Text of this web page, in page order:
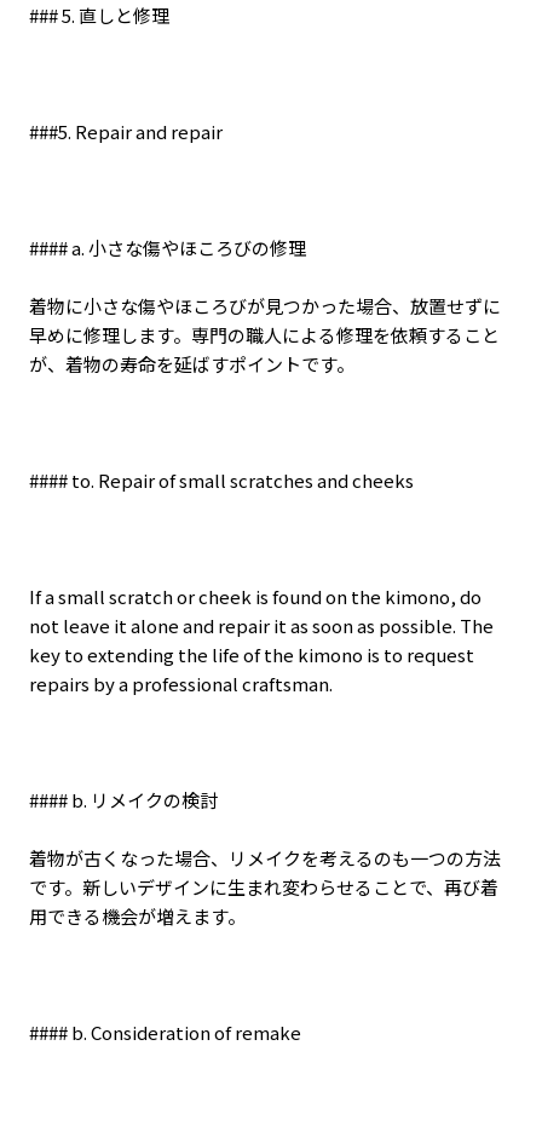
### 5. 直しと修理
###5. Repair and repair
#### a.小さな傷やほころびの修理
着物に小さな傷やほころびが見つかった場合、放置せずに
早めに修理します。専門の職人による修理を依頼すること
が、着物の寿命を延ばすポイントです。
#### to. Repair of small scratches and cheeks
If a small scratch or cheek is found on the kimono, do
not leave it alone and repair it as soon as possible. The
key to extending the life of the kimono is to request
repairs by a professional craftsman.
#### b. リメイクの検討
着物が古くなった場合、リメイクを考えるのも一つの方法
です。新しいデザインに生まれ変わらせることで、再び着
用できる機会が増えます。
#### b. Consideration of remake